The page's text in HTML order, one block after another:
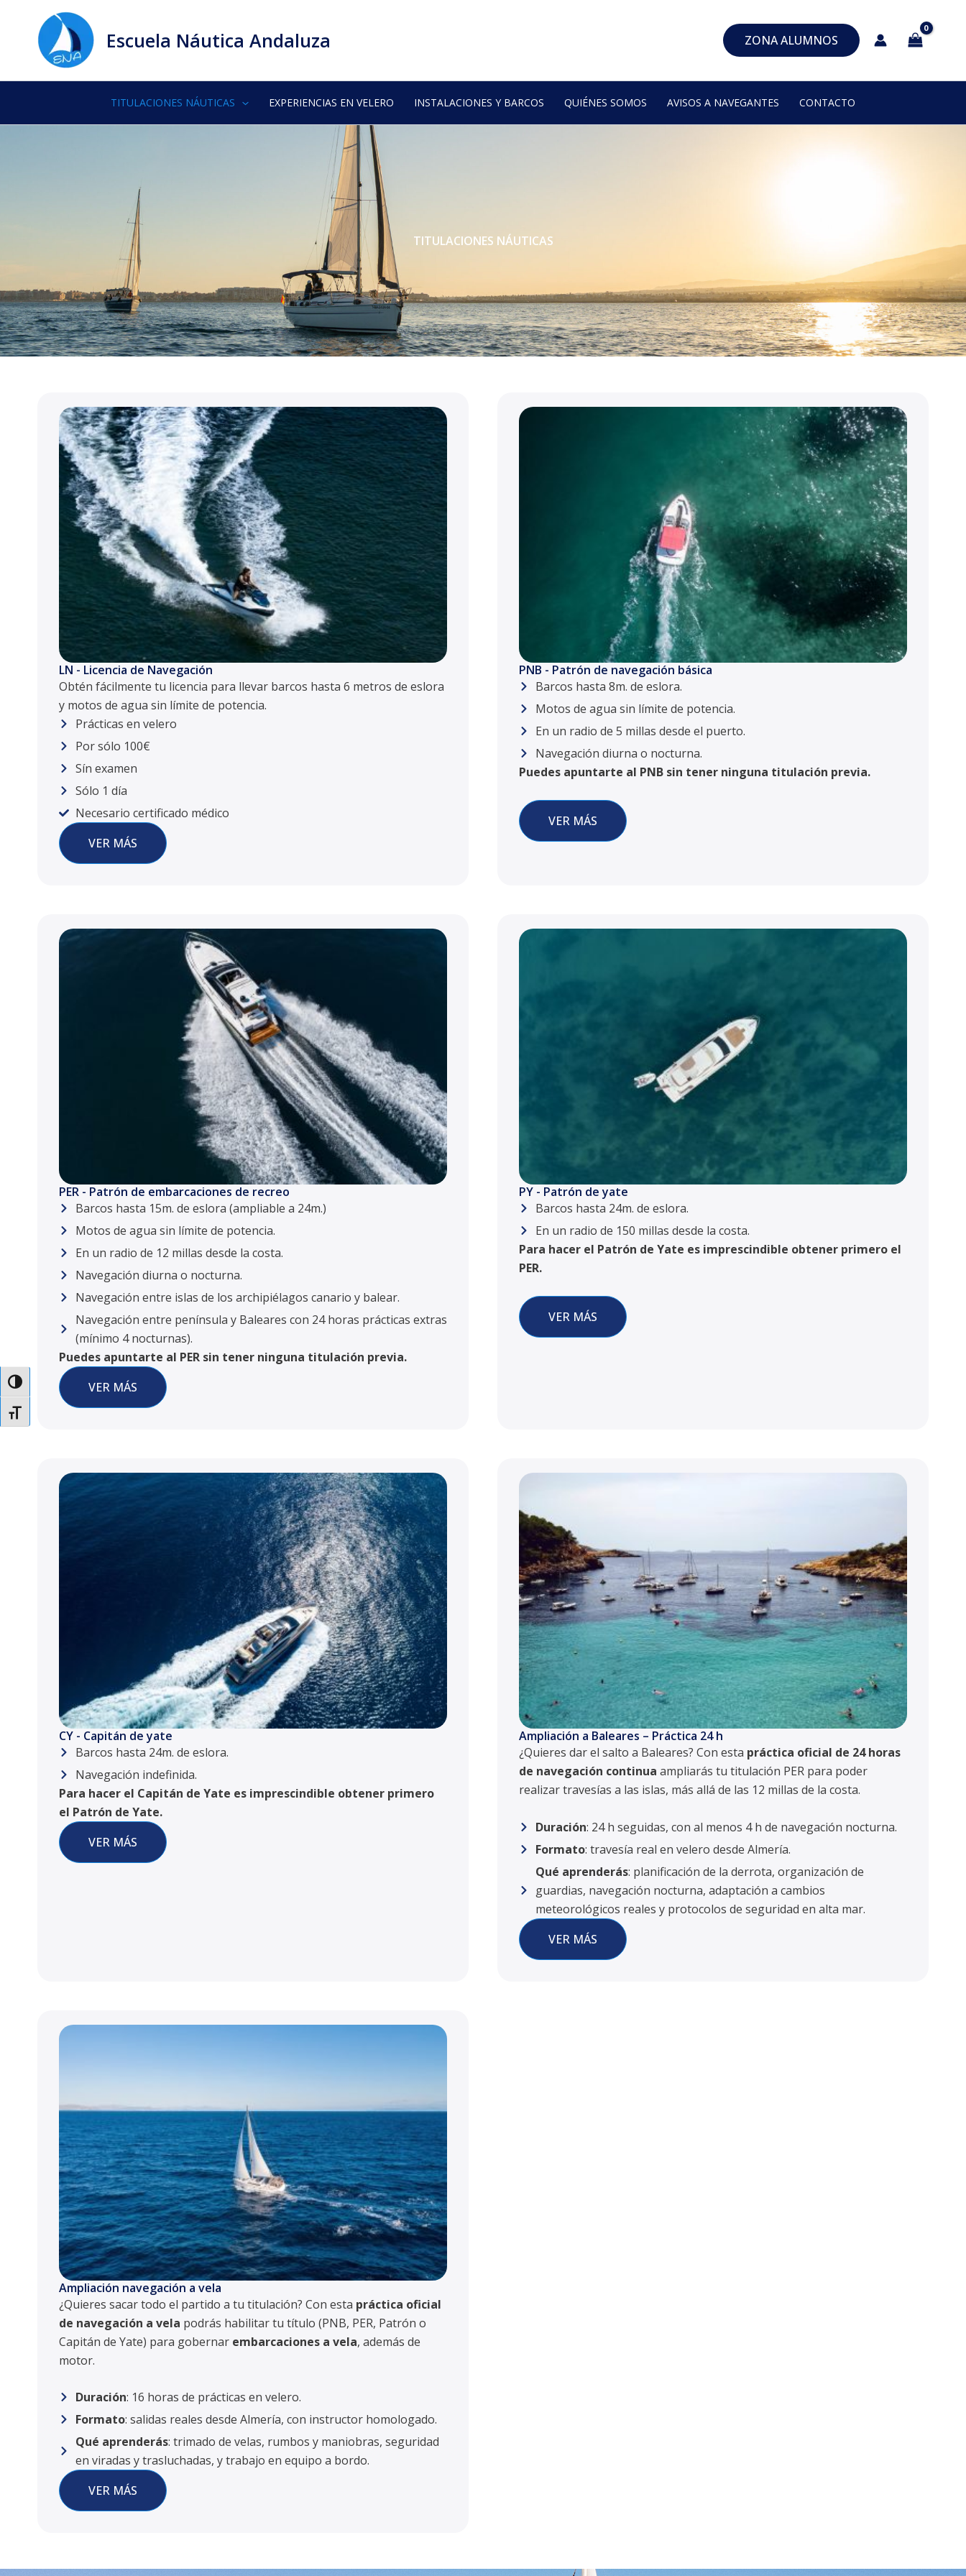
Alternar alto contraste
Alternar tamaño de letra
contenido
Escuela Náutica Andaluza ZONA ALUMNOS
TITULACIONES NÁUTICAS EXPERIENCIAS EN VELERO INSTALACIONES Y BARCOS QUIÉNES SOMOS AVISOS A NAVEGANTES CONTACTO
TITULACIONES NÁUTICAS
LN - Licencia de Navegación
Obtén fácilmente tu licencia para llevar barcos hasta 6 metros de eslora
y motos de agua sin límite de potencia.
Prácticas en velero
Por sólo 100€
Sín examen
Sólo 1 día
Necesario certificado médico
VER MÁS
PNB - Patrón de navegación básica
Barcos hasta 8m. de eslora.
Motos de agua sin límite de potencia.
En un radio de 5 millas desde el puerto.
Navegación diurna o nocturna.
Puedes apuntarte al PNB sin tener ninguna titulación previa.
VER MÁS
PER - Patrón de embarcaciones de recreo
Barcos hasta 15m. de eslora (ampliable a 24m.)
Motos de agua sin límite de potencia.
En un radio de 12 millas desde la costa.
Navegación diurna o nocturna.
Navegación entre islas de los archipiélagos canario y balear.
Navegación entre península y Baleares con 24 horas prácticas extras
(mínimo 4 nocturnas).
Puedes apuntarte al PER sin tener ninguna titulación previa.
VER MÁS
PY - Patrón de yate
Barcos hasta 24m. de eslora.
En un radio de 150 millas desde la costa.
Para hacer el Patrón de Yate es imprescindible obtener primero el
PER.
VER MÁS
CY - Capitán de yate
Barcos hasta 24m. de eslora.
Navegación indefinida.
Para hacer el Capitán de Yate es imprescindible obtener primero
el Patrón de Yate.
VER MÁS
Ampliación a Baleares – Práctica 24 h
¿Quieres dar el salto a Baleares? Con esta práctica oficial de 24 horas
de navegación continua ampliarás tu titulación PER para poder
realizar travesías a las islas, más allá de las 12 millas de la costa.
Duración: 24 h seguidas, con al menos 4 h de navegación nocturna.
Formato: travesía real en velero desde Almería.
Qué aprenderás: planificación de la derrota, organización de
guardias, navegación nocturna, adaptación a cambios
meteorológicos reales y protocolos de seguridad en alta mar.
VER MÁS
Ampliación navegación a vela
¿Quieres sacar todo el partido a tu titulación? Con esta práctica oficial
de navegación a vela podrás habilitar tu título (PNB, PER, Patrón o
Capitán de Yate) para gobernar embarcaciones a vela, además de
motor.
Duración: 16 horas de prácticas en velero.
Formato: salidas reales desde Almería, con instructor homologado.
Qué aprenderás: trimado de velas, rumbos y maniobras, seguridad
en viradas y trasluchadas, y trabajo en equipo a bordo.
VER MÁS